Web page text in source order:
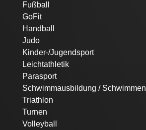
Fußball
GoFit
Handball
Judo
Kinder-/Jugendsport
Leichtathletik
Parasport
Schwimmausbildung / Schwimmen
Triathlon
Turnen
Volleyball